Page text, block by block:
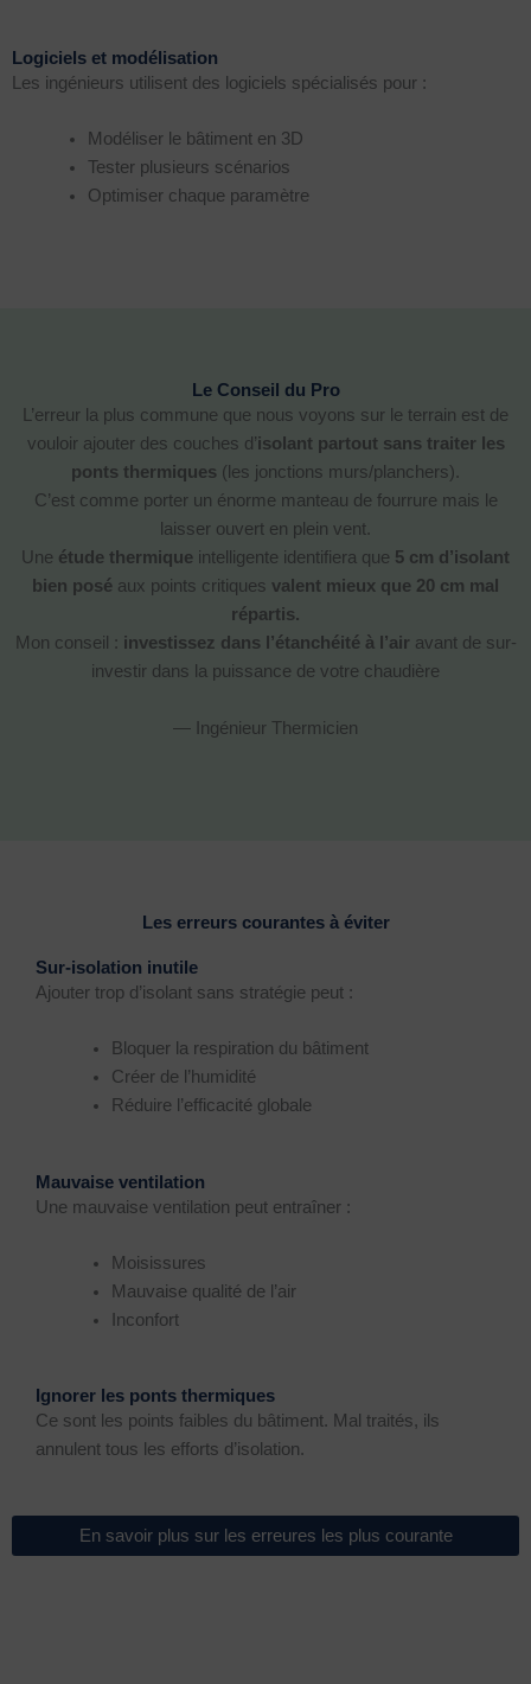
Logiciels et modélisation
Les ingénieurs utilisent des logiciels spécialisés pour :
Modéliser le bâtiment en 3D
Tester plusieurs scénarios
Optimiser chaque paramètre
Le Conseil du Pro
L’erreur la plus commune que nous voyons sur le terrain est de
vouloir ajouter des couches d’isolant partout sans traiter les
ponts thermiques (les jonctions murs/planchers).
C’est comme porter un énorme manteau de fourrure mais le
laisser ouvert en plein vent.
Une étude thermique intelligente identifiera que 5 cm d’isolant
bien posé aux points critiques valent mieux que 20 cm mal
répartis.
Mon conseil : investissez dans l’étanchéité à l’air avant de sur-
investir dans la puissance de votre chaudière
— Ingénieur Thermicien
Les erreurs courantes à éviter
Sur-isolation inutile
Ajouter trop d’isolant sans stratégie peut :
Bloquer la respiration du bâtiment
Créer de l’humidité
Réduire l’efficacité globale
Mauvaise ventilation
Une mauvaise ventilation peut entraîner :
Moisissures
Mauvaise qualité de l’air
Inconfort
Ignorer les ponts thermiques
Ce sont les points faibles du bâtiment. Mal traités, ils
annulent tous les efforts d’isolation.
En savoir plus sur les erreures les plus courante